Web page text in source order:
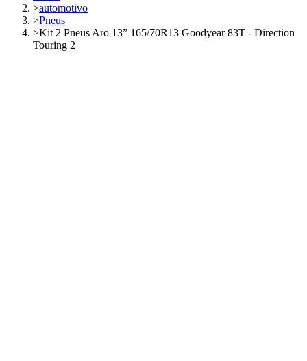
>automotivo
>Pneus
>Kit 2 Pneus Aro 13” 165/70R13 Goodyear 83T - Direction
Touring 2